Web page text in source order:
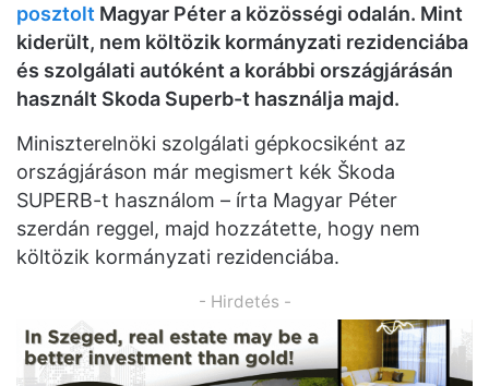
posztolt Magyar Péter a közösségi odalán. Mint
kiderült, nem költözik kormányzati rezidenciába
és szolgálati autóként a korábbi országjárásán
használt Skoda Superb-t használja majd.
Miniszterelnöki szolgálati gépkocsiként az
országjáráson már megismert kék Škoda
SUPERB-t használom – írta Magyar Péter
szerdán reggel, majd hozzátette, hogy nem
költözik kormányzati rezidenciába.
- Hirdetés -